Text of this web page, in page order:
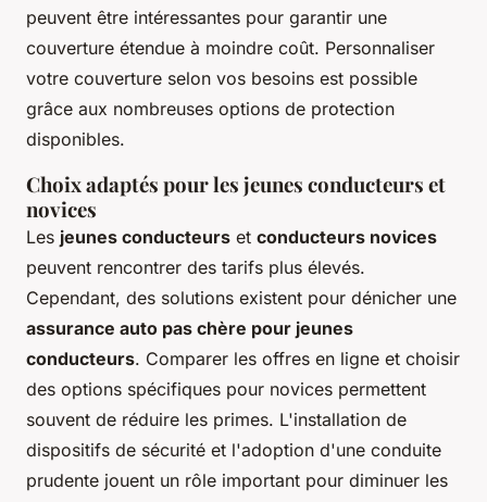
peuvent être intéressantes pour garantir une
couverture étendue à moindre coût. Personnaliser
votre couverture selon vos besoins est possible
grâce aux nombreuses options de protection
disponibles.
Choix adaptés pour les jeunes conducteurs et
novices
Les jeunes conducteurs et conducteurs novices
peuvent rencontrer des tarifs plus élevés.
Cependant, des solutions existent pour dénicher une
assurance auto pas chère pour jeunes
conducteurs. Comparer les offres en ligne et choisir
des options spécifiques pour novices permettent
souvent de réduire les primes. L'installation de
dispositifs de sécurité et l'adoption d'une conduite
prudente jouent un rôle important pour diminuer les